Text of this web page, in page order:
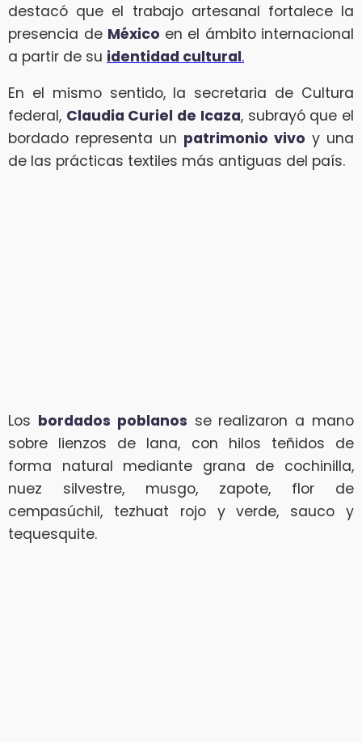
destacó que el trabajo artesanal fortalece la
presencia de México en el ámbito internacional
a partir de su identidad cultural.
En el mismo sentido, la secretaria de Cultura
federal, Claudia Curiel de Icaza, subrayó que el
bordado representa un patrimonio vivo y una
de las prácticas textiles más antiguas del país.
Los bordados poblanos se realizaron a mano
sobre lienzos de lana, con hilos teñidos de
forma natural mediante grana de cochinilla,
nuez silvestre, musgo, zapote, flor de
cempasúchil, tezhuat rojo y verde, sauco y
tequesquite.